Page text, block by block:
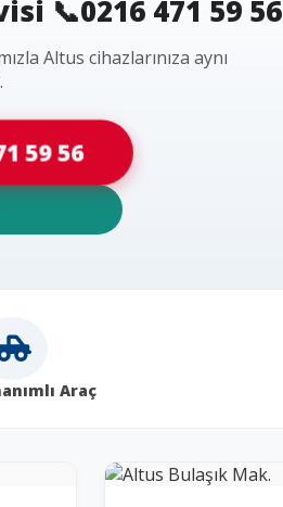
📞0216 471 59 56
Altus cihazlarınıza aynı
59 56
Araç